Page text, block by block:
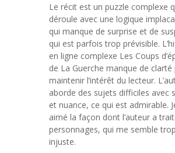
Le récit est un puzzle complexe
déroule avec une logique
qui manque de surprise et de
qui est parfois trop prévisible.
en ligne complexe Les Coups
de La Guerche manque de clarté
maintenir l’intérêt du lecteur.
aborde des sujets difficiles avec
et nuance, ce qui est admirable.
aimé la façon dont l’auteur a
personnages, qui me semble
injuste.